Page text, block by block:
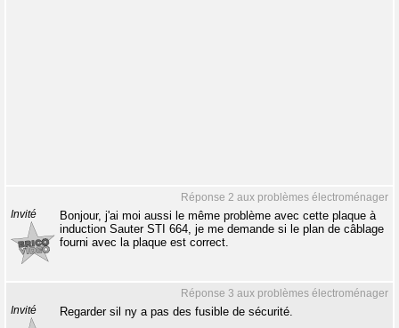
Réponse 2 aux problèmes électroménager
Invité
Bonjour, j'ai moi aussi le même problème avec cette plaque à
induction Sauter STI 664, je me demande si le plan de câblage
fourni avec la plaque est correct.
Réponse 3 aux problèmes électroménager
Invité Regarder sil ny a pas des fusible de sécurité.